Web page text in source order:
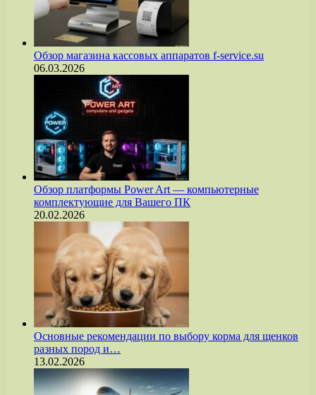
Обзор магазина кассовых аппаратов f-service.su
06.03.2026
Обзор платформы Power Art — компьютерные
комплектующие для Вашего ПК
20.02.2026
Основные рекомендации по выбору корма для щенков
разных пород и…
13.02.2026